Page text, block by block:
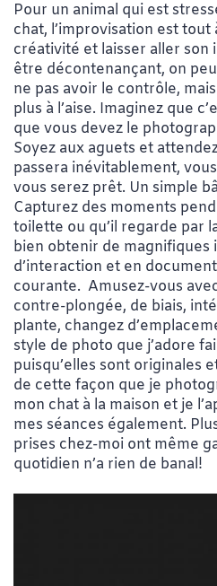
Pour un animal qui est
chat, l’improvisation est
créativité et laisser aller son
être décontenançant, on
ne pas avoir le contrôle,
plus à l’aise. Imaginez que
que vous devez le
Soyez aux aguets et
passera inévitablement,
vous serez prêt. Un simple
Capturez des moments
toilette ou qu’il regarde par
bien obtenir de magnifiques
d’interaction et en
courante. Amusez-vous
contre-plongée, de biais,
plante, changez
style de photo que j’adore
puisqu’elles sont originales
de cette façon que je
mon chat à la maison et je
mes séances également.
prises chez-moi ont même
quotidien n’a rien de banal!